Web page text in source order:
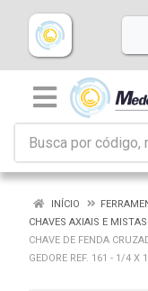
INÍCIO
CHAVES AXIAIS E MISTAS
CHAVE DE FENDA
GEDORE REF. 161 - 1/4 X